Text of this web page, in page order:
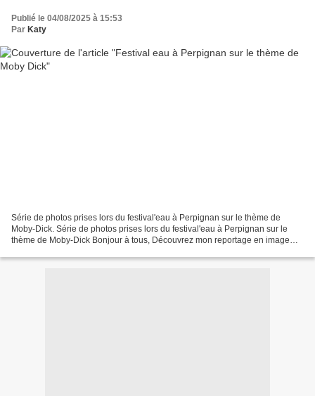
Publié le 04/08/2025 à 15:53
Par Katy
Série de photos prises lors du festival'eau à Perpignan sur le thème de
Moby-Dick. Série de photos prises lors du festival'eau à Perpignan sur le
thème de Moby-Dick Bonjour à tous, Découvrez mon reportage en image